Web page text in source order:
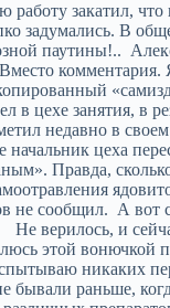
работу закатил, что
задумались. В
паутины!..
комментария.
в цехе занятия, в
недавно в
начальник цеха
Правда,
не сообщил. А вот
Не верилось, и
этой вонючкой
никаких
бывали раньше,